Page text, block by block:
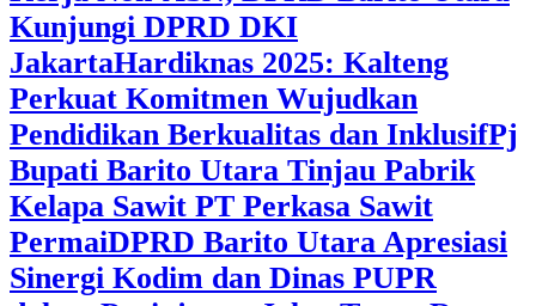
Kunjungi DPRD DKI
JakartaHardiknas 2025: Kalteng
Perkuat Komitmen Wujudkan
Pendidikan Berkualitas dan InklusifPj
Bupati Barito Utara Tinjau Pabrik
Kelapa Sawit PT Perkasa Sawit
PermaiDPRD Barito Utara Apresiasi
Sinergi Kodim dan Dinas PUPR